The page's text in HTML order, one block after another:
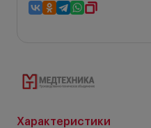
Характеристики